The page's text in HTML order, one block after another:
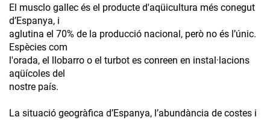
El musclo gallec és el producte d'aqüicultura més conegut
d’Espanya, i
aglutina el 70% de la producció nacional, però no és l’únic.
Espècies com
l'orada, el llobarro o el turbot es conreen en instal·lacions
aqüícoles del
nostre país.
La situació geogràfica d’Espanya, l’abundància de costes i